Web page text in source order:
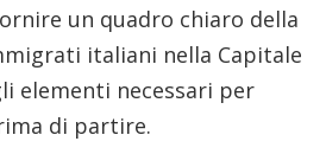
un quadro chiaro della
italiani nella Capitale
elementi necessari per
di partire.